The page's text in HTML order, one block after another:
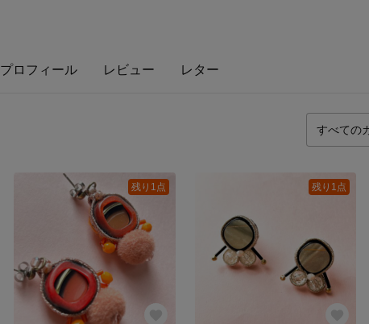
プロフィール レビュー レター
残り1点 残り1点